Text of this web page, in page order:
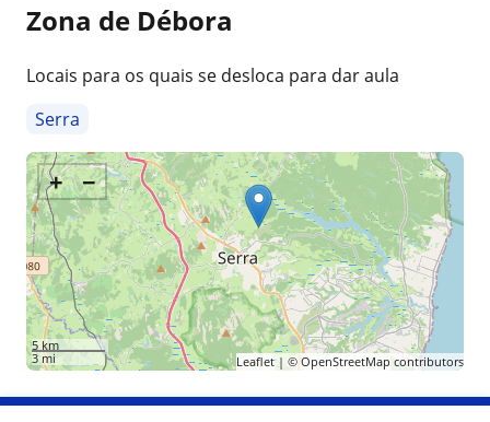
Zona de Débora
Locais para os quais se desloca para dar aula
Serra
+ −
5 km
3 mi
Leaflet| ©OpenStreetMap contributors